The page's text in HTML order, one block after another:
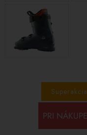
Superakcia